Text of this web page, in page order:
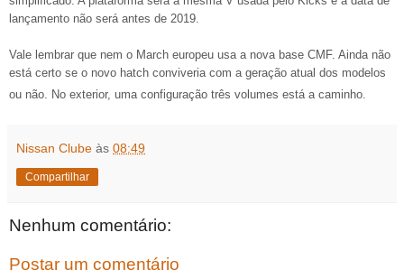
lançamento não será antes de 2019.
Vale lembrar que nem o March europeu usa a nova base CMF. Ainda não
está certo se o novo hatch conviveria com a geração atual dos modelos
ou não. No exterior, uma configuração três volumes está a caminho.
Nissan Clube às 08:49
Compartilhar
Nenhum comentário:
Postar um comentário